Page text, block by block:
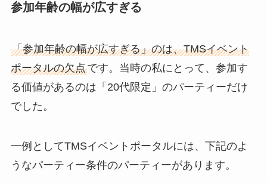
参加年齢の幅が広すぎる
「参加年齢の幅が広すぎる」のは、TMSイベント
ポータルの欠点です。当時の私にとって、参加す
る価値があるのは「20代限定」のパーティーだけ
でした。
一例としてTMSイベントポータルには、下記のよ
うなパーティー条件のパーティーがあります。